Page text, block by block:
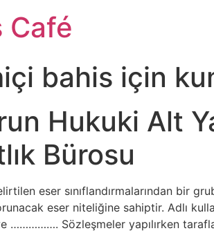
Café
bahis için
Hukuki Alt
Bürosu
eser sınıflandırmalarından bir
eser niteliğine sahiptir. Adlı
Sözleşmeler yapılırken